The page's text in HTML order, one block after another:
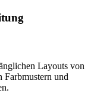
Layouts von
Farbmustern und